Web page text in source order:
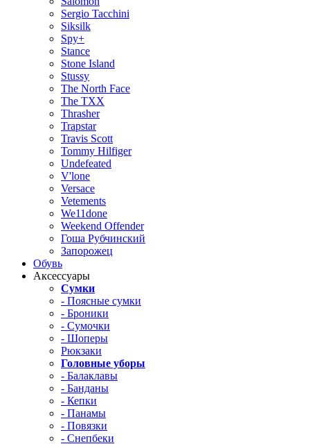
Sergio Tacchini
Siksilk
Spy+
Stance
Stone Island
Stussy
The North Face
The TXX
Thrasher
Trapstar
Travis Scott
Tommy Hilfiger
Undefeated
V'lone
Versace
Vetements
We11done
Weekend Offender
Гоша Рубчинский
Запорожец
Обувь
Аксессуары
Сумки
- Поясные сумки
- Броники
- Сумочки
- Шоперы
Рюкзаки
Головные уборы
- Балаклавы
- Банданы
- Кепки
- Панамы
- Повязки
- Снепбеки